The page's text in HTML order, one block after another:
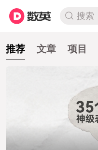
搜索
推荐 文章 项目